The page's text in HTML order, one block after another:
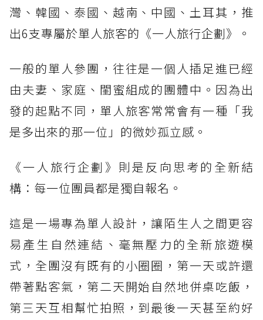
灣、韓國、泰國、越南、中國、土耳其，推
出6支專屬於單人旅客的《一人旅行企劃》。
一般的單人參團，往往是一個人插足進已經
由夫妻、家庭、閨蜜組成的團體中。因為出
發的起點不同，單人旅客常常會有一種「我
是多出來的那一位」的微妙孤立感。
《一人旅行企劃》則是反向思考的全新結
構：每一位團員都是獨自報名。
這是一場專為單人設計，讓陌生人之間更容
易產生自然連結、毫無壓力的全新旅遊模
式，全團沒有既有的小圈圈，第一天或許還
帶著點客氣，第二天開始自然地併桌吃飯，
第三天互相幫忙拍照，到最後一天甚至約好